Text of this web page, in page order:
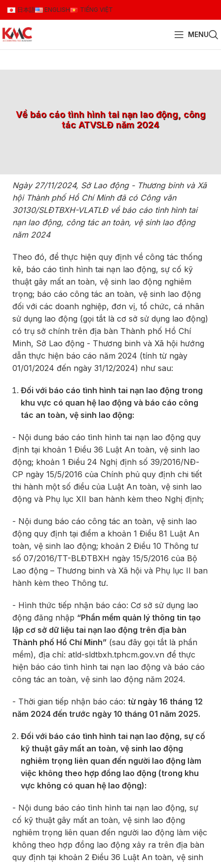
日本語 ENGLISH TIẾNG VIỆT
MENU
Về báo cáo tình hình tai nạn lao động, công
tác ATVSLĐ năm 2024
Ngày 27/11/2024, Sở Lao động - Thương binh và Xã
hội Thành phố Hồ Chí Minh đã có Công văn
30130/SLĐTBXH-VLATLĐ về báo cáo tình hình tai
nạn lao động, công tác an toàn, vệ sinh lao động
năm 2024
Theo đó, để thực hiện quy định về công tác thống
kê, báo cáo tình hình tai nạn lao động, sự cố kỹ
thuật gây mất an toàn, vệ sinh lao động nghiêm
trọng; báo cáo công tác an toàn, vệ sinh lao động
đối với các doanh nghiệp, đơn vị, tổ chức, cá nhân
sử dụng lao động (gọi tắt là cơ sở sử dụng lao động)
có trụ sở chính trên địa bàn Thành phố Hồ Chí
Minh, Sở Lao động - Thương binh và Xã hội hướng
dẫn thực hiện báo cáo năm 2024 (tính từ ngày
01/01/2024 đến ngày 31/12/2024) như sau:
Đối với báo cáo tình hình tai nạn lao động trong
khu vực có quan hệ lao động và báo cáo công
tác an toàn, vệ sinh lao động:
- Nội dung báo cáo tình hình tai nạn lao động quy
định tại khoản 1 Điều 36 Luật An toàn, vệ sinh lao
động; khoản 1 Điều 24 Nghị định số 39/2016/NĐ-
CP ngày 15/5/2016 của Chính phủ quy định chi tiết
thi hành một số điều của Luật An toàn, vệ sinh lao
động và Phụ lục XII ban hành kèm theo Nghị định;
- Nội dung báo cáo công tác an toàn, vệ sinh lao
động quy định tại điểm a khoản 1 Điều 81 Luật An
toàn, vệ sinh lao động; khoản 2 Điều 10 Thông tư
số 07/2016/TT-BLĐTBXH ngày 15/5/2016 của Bộ
Lao động – Thương binh và Xã hội và Phụ lục II ban
hành kèm theo Thông tư.
- Hình thức tiếp nhận báo cáo: Cơ sở sử dụng lao
động đăng nhập “Phần mềm quản lý thông tin tạo
lập cơ sở dữ liệu tai nạn lao động trên địa bàn
Thành phố Hồ Chí Minh” (sau đây gọi tắt là phần
mềm), địa chỉ: atld-sldtbxh.tphcm.gov.vn để thực
hiện báo cáo tình hình tai nạn lao động và báo cáo
công tác an toàn, vệ sinh lao động năm 2024.
- Thời gian tiếp nhận báo cáo: từ ngày 16 tháng 12
năm 2024 đến trước ngày 10 tháng 01 năm 2025.
Đối với báo cáo tình hình tai nạn lao động, sự cố
kỹ thuật gây mất an toàn, vệ sinh lao động
nghiêm trọng liên quan đến người lao động làm
việc không theo hợp đồng lao động (trong khu
vực không có quan hệ lao động):
- Nội dung báo cáo tình hình tai nạn lao động, sự
cố kỹ thuật gây mất an toàn, vệ sinh lao động
nghiêm trọng liên quan đến người lao động làm việc
không theo hợp đồng lao động xảy ra trên địa bàn
quy định tại khoản 2 Điều 36 Luật An toàn, vệ sinh